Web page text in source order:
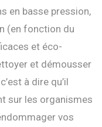
en basse pression,
(en fonction du
et éco-
et démousser
à dire qu’il
sur les organismes
vos